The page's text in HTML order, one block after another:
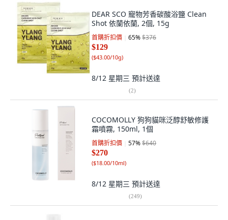
DEAR SCO 寵物芳香碳酸浴鹽 Clean
Shot 依蘭依蘭, 2個, 15g
首購折扣價 65%$376
$129
($43.00/10g)
8/12 星期三 預計送達
(2)
COCOMOLLY 狗狗貓咪泛醇舒敏修護
霜噴霧, 150ml, 1個
首購折扣價 57%$640
$270
($18.00/10ml)
8/12 星期三 預計送達
(249)